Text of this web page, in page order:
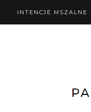
INTENCJE MSZALNE